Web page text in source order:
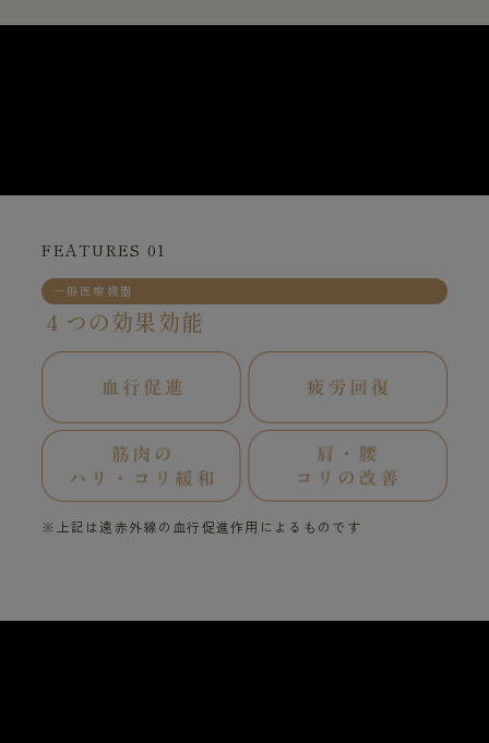
FEATURES 01
一般医療機器
４つの効果効能
※上記は遠赤外線の血行促進作用によるものです